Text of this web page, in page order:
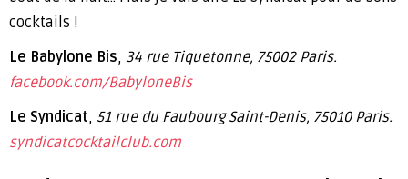
cocktails !
Le Babylone Bis, 34 rue Tiquetonne, 75002 Paris.
facebook.com/BabyloneBis
Le Syndicat, 51 rue du Faubourg Saint-Denis, 75010 Paris.
syndicatcocktailclub.com